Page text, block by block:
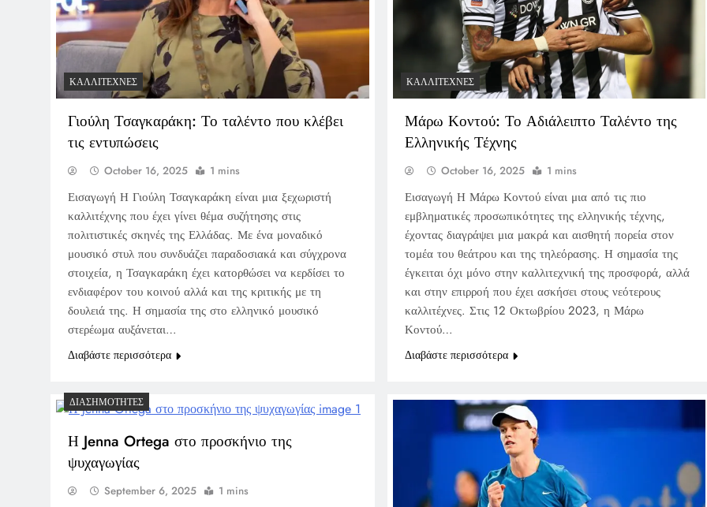
ΚΑΛΛΙΤΈΧΝΕΣ
Γιούλη Τσαγκαράκη: Το ταλέντο που κλέβει
τις εντυπώσεις
October 16, 2025 1 mins
Εισαγωγή Η Γιούλη Τσαγκαράκη είναι μια ξεχωριστή
καλλιτέχνης που έχει γίνει θέμα συζήτησης στις
πολιτιστικές σκηνές της Ελλάδας. Με ένα μοναδικό
μουσικό στυλ που συνδυάζει παραδοσιακά και σύγχρονα
στοιχεία, η Τσαγκαράκη έχει κατορθώσει να κερδίσει το
ενδιαφέρον του κοινού αλλά και της κριτικής με τη
δουλειά της. Η σημασία της στο ελληνικό μουσικό
στερέωμα αυξάνεται…
Διαβάστε περισσότερα
ΚΑΛΛΙΤΈΧΝΕΣ
Μάρω Κοντού: Το Αδιάλειπτο Ταλέντο της
Ελληνικής Τέχνης
October 16, 2025 1 mins
Εισαγωγή Η Μάρω Κοντού είναι μια από τις πιο
εμβληματικές προσωπικότητες της ελληνικής τέχνης,
έχοντας διαγράψει μια μακρά και αισθητή πορεία στον
τομέα του θεάτρου και της τηλεόρασης. Η σημασία της
έγκειται όχι μόνο στην καλλιτεχνική της προσφορά, αλλά
και στην επιρροή που έχει ασκήσει στους νεότερους
καλλιτέχνες. Στις 12 Οκτωβρίου 2023, η Μάρω
Κοντού…
Διαβάστε περισσότερα
ΔΙΑΣΗΜΌΤΗΤΕΣ
Η Jenna Ortega στο προσκήνιο της
ψυχαγωγίας
September 6, 2025 1 mins